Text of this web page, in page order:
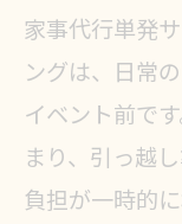
家事代行単発
ングは、日常
イベント前で
まり、引っ越
負担が一時的